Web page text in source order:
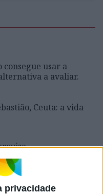
privacidade
consegue usar a
a avaliar.
Ceuta: a vida
da Gulbenkian